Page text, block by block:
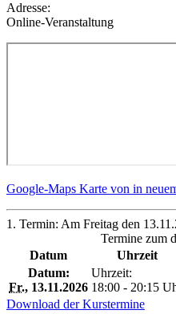
Adresse:
Online-Veranstaltung
Google-Maps Karte von in
1. Termin: Am Freitag den
Termine zum
Datum
Uhrzeit
Datum:
Fr., 13.11.2026
Uhrzeit:
18:00 - 20:15
Download der Kurstermine